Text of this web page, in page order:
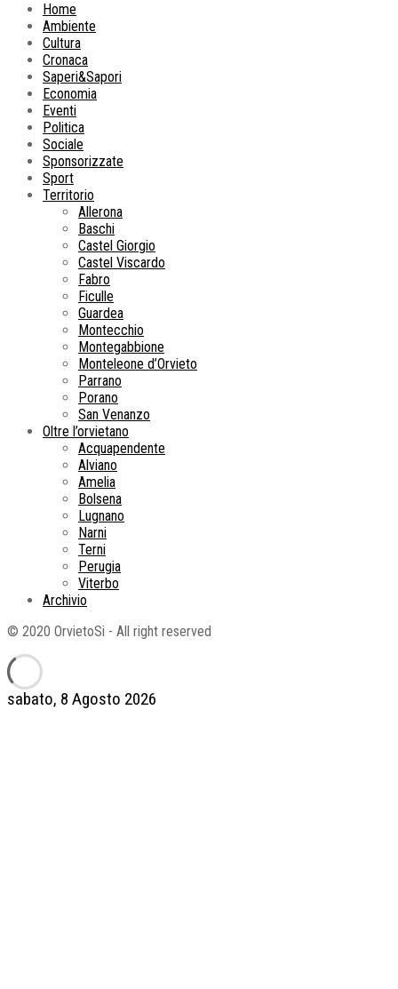
sabato, 8 Agosto 2026
Home
Ambiente
Cultura
Cronaca
Saperi&Sapori
Economia
Eventi
Politica
Sociale
Sponsorizzate
Sport
Territorio
Allerona
Baschi
Castel Giorgio
Castel Viscardo
Fabro
Ficulle
Guardea
Montecchio
Montegabbione
Monteleone d’Orvieto
Parrano
Porano
San Venanzo
Oltre l’orvietano
Acquapendente
Alviano
Amelia
Bolsena
Lugnano
Narni
Terni
Perugia
Viterbo
Archivio
© 2020 OrvietoSi - All right reserved